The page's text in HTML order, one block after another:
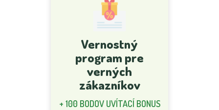
Vernostný
program pre
verných
zákazníkov
+ 100 BODOV UVÍTACÍ BONUS